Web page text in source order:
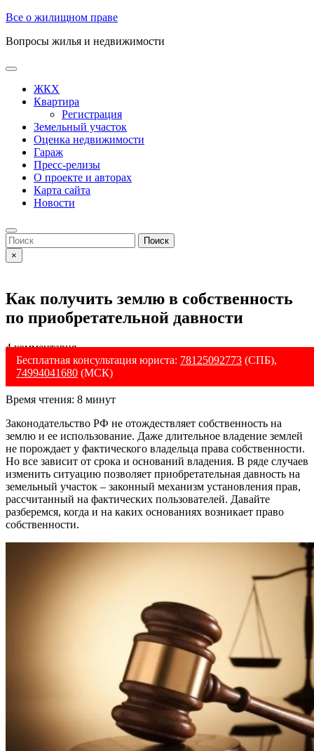
Skip
content
Все о жилищном праве
Вопросы жилья и недвижимости
Open
ButtonЖКХ
Квартира
Регистрация
Земельный участок
Оценка недвижимости
Гараж
Пресс-релизы
О проекте и авторах
Карта сайта
Новости
Close
Button
Search
for:
×
Как получить землю в собственность
по приобретательной давности
4 комментария
Бесплатная консультация юриста: 78125092773 (СПБ),
74994041680 (МСК)
Время чтения: 8 минут
Законодательство РФ не отождествляет собственность на
землю и ее использование. Даже длительное владение землей
не порождает у фактического владельца права собственности.
Но все зависит от срока и оснований владения. В ряде случаев
изменить ситуацию позволяет приобретательная давность на
земельный участок – законный механизм установления прав,
рассчитанный на фактических пользователей. Давайте
разберемся, когда и на каких основаниях возникает право
собственности.